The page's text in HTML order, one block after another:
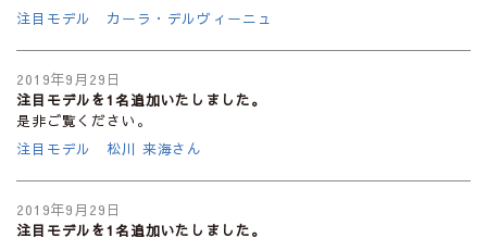
注目モデル カーラ・デルヴィーニュ
2019年9月29日
注目モデルを1名追加いたしました。
是非ご覧ください。
注目モデル 松川 来海さん
2019年9月29日
注目モデルを1名追加いたしました。